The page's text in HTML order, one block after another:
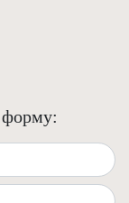
форму: